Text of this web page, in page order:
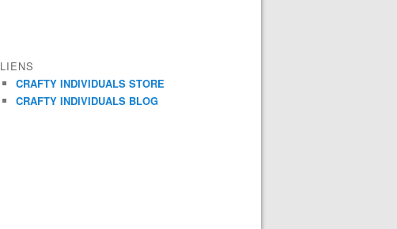
LIENS
CRAFTY INDIVIDUALS STORE
CRAFTY INDIVIDUALS BLOG